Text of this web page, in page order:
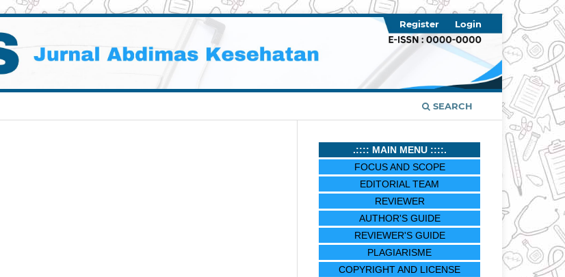
SEARCH
Register Login
.:::: MAIN MENU ::::.
FOCUS AND SCOPE
EDITORIAL TEAM
REVIEWER
AUTHOR'S GUIDE
REVIEWER'S GUIDE
PLAGIARISME
COPYRIGHT AND LICENSE